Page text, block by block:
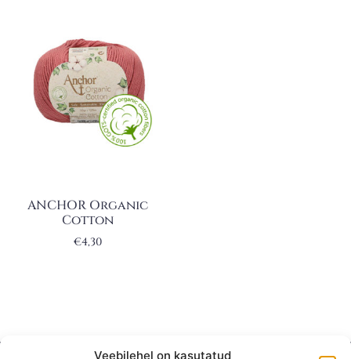
Veebilehel on kasutatud
ANCHOR Organic
Cotton
€4,30